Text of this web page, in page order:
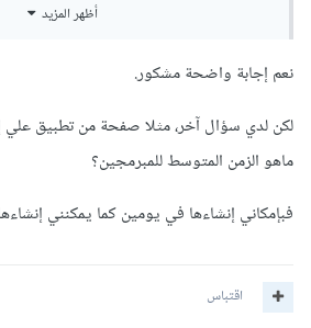
مع ذكر شرط أنه يتم تحديد مدة المشروع
ففي البداية لن تكون لديك خبرة بتحديد
قمت بإنجاز المشروع في أقل من ذلك
لصالحك وليس العكس.
أظهر المزيد
نعم إجابة واضحة مشكور.
لكن لدي سؤال آخر، مثلا صفحة من تطبيق علي
ماهو الزمن المتوسط للمبرمجين؟
فبإمكاني إنشاءها في يومين كما يمكنني
اقتباس